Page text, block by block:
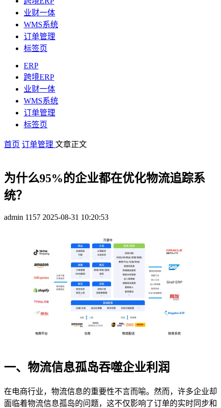
业财一体
WMS系统
订单管理
标签页
ERP
跨境ERP
业财一体
WMS系统
订单管理
标签页
首页 订单管理 文章正文
为什么95%的企业都在优化物流追踪系
统？
admin 1157 2025-08-31 10:20:53
一、物流信息孤岛吞噬企业利润
在电商行业，物流信息的重要性不言而喻。然而，许多企业却
面临着物流信息孤岛的问题，这不仅影响了订单的实时同步和